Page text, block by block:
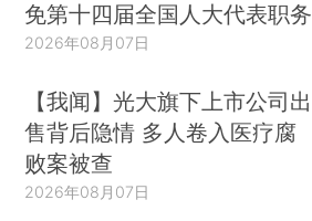
免第十四届全国人大代表职务
2026年08月07日
【我闻】光大旗下上市公司出
售背后隐情 多人卷入医疗腐
败案被查
2026年08月07日